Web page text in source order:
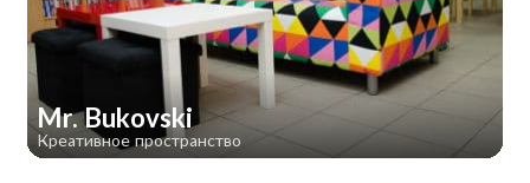
Mr. Bukovski
Креативное пространство